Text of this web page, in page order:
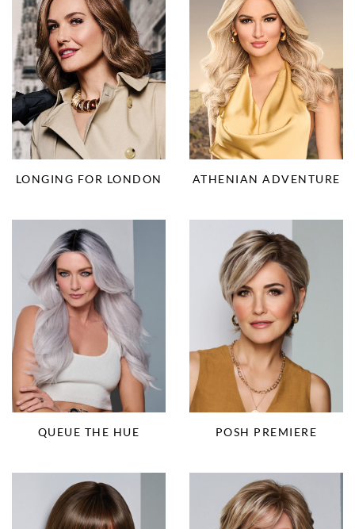
LONGING FOR LONDON ATHENIAN ADVENTURE
QUEUE THE HUE POSH PREMIERE